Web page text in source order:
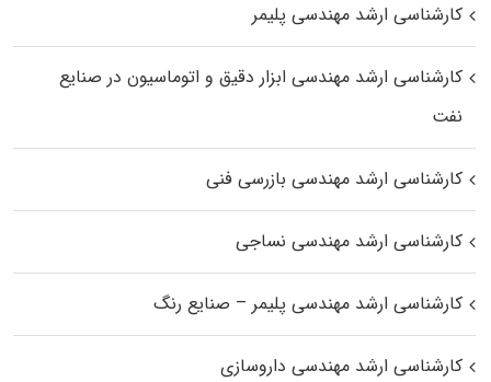
کارشناسی ارشد مهندسی پلیمر
کارشناسی ارشد مهندسی ابزار دقیق و اتوماسیون در صنایع
نفت
کارشناسی ارشد مهندسی بازرسی فنی
کارشناسی ارشد مهندسی نساجی
کارشناسی ارشد مهندسی پلیمر – صنایع رنگ
کارشناسی ارشد مهندسی داروسازی